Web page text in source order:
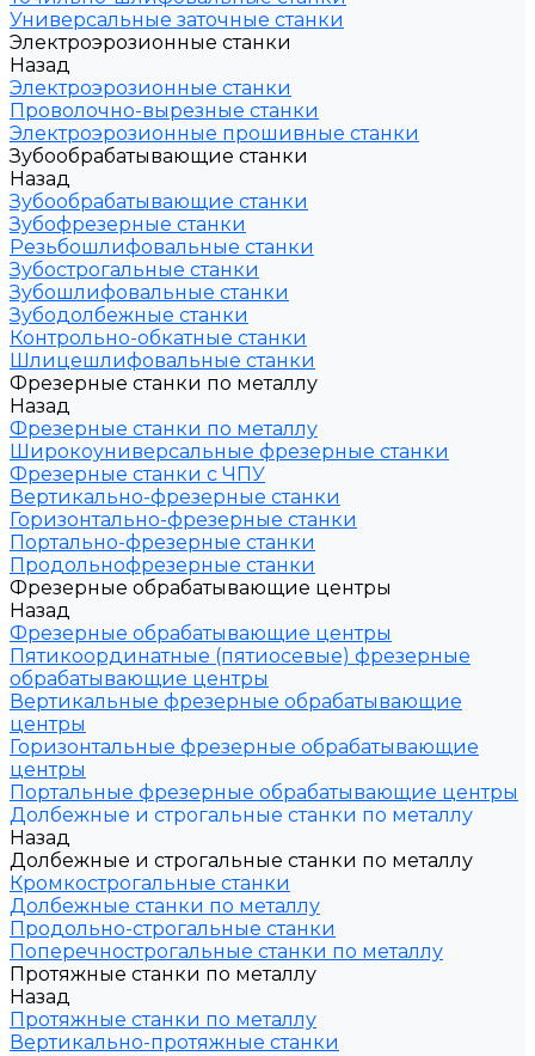
Универсальные заточные станки
Электроэрозионные станки
Назад
Электроэрозионные станки
Проволочно-вырезные станки
Электроэрозионные прошивные станки
Зубообрабатывающие станки
Назад
Зубообрабатывающие станки
Зубофрезерные станки
Резьбошлифовальные станки
Зубострогальные станки
Зубошлифовальные станки
Зубодолбежные станки
Контрольно-обкатные станки
Шлицешлифовальные станки
Фрезерные станки по металлу
Назад
Фрезерные станки по металлу
Широкоуниверсальные фрезерные станки
Фрезерные станки с ЧПУ
Вертикально-фрезерные станки
Горизонтально-фрезерные станки
Портально-фрезерные станки
Продольнофрезерные станки
Фрезерные обрабатывающие центры
Назад
Фрезерные обрабатывающие центры
Пятикоординатные (пятиосевые) фрезерные
обрабатывающие центры
Вертикальные фрезерные обрабатывающие
центры
Горизонтальные фрезерные обрабатывающие
центры
Портальные фрезерные обрабатывающие центры
Долбежные и строгальные станки по металлу
Назад
Долбежные и строгальные станки по металлу
Кромкострогальные станки
Долбежные станки по металлу
Продольно-строгальные станки
Поперечнострогальные станки по металлу
Протяжные станки по металлу
Назад
Протяжные станки по металлу
Вертикально-протяжные станки